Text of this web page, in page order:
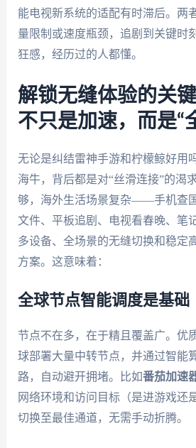
能电视新系统的适配有时滞后。两
量限制或速度瓶颈，追剧到关键时
狂感，经历过的人都懂。
解锁无缝体验的关
不只是加速，而是“
无论是纠结雷神手游和柠檬鲸好用
海牛，背后都是对“丝滑连接”的渴
够，海外生活场景复杂——手机查
文件、平板追剧、电视看春晚、笔
多设备、全场景的无缝切换和稳定
方案。这意味着：
全球节点智能调度是基础
节点不在多，在于精且覆盖广。优
球部署大量中转节点，并通过智能
路，自动避开拥堵。比如番茄加速
网络环境和访问目标（是进游戏还
切换至最佳通道，无需手动折腾。